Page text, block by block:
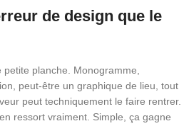
de design que le
planche. Monogramme,
peut-être un graphique de lieu, tout
peut techniquement le faire rentrer.
ressort vraiment. Simple, ça gagne